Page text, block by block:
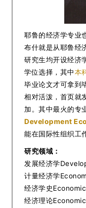
耶鲁的经济学专业
布什就是从耶鲁经
研究生均开设经济
学位选择，其中本
毕业论文才可拿到
相对活泼，首页就
加。其中最火的专
Development
能在国际性组织工
研究领域：
发展经济学
计量经济学
经济学史
经济理论